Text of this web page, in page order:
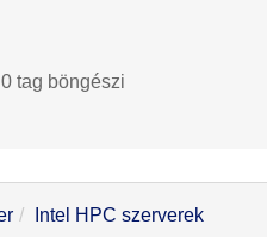
tag böngészi
Intel HPC szerverek